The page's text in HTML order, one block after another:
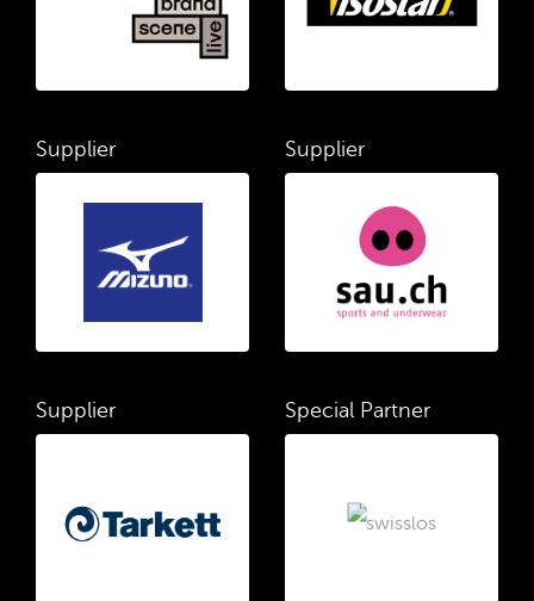
Supplier Supplier
Supplier Special Partner